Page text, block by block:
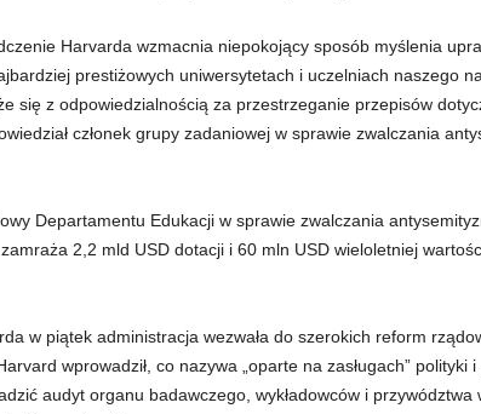
Harvarda wzmacnia niepokojący sposób myślenia
prestiżowych uniwersytetach i uczelniach naszego
się z odpowiedzialnością za przestrzeganie przepisów
członek grupy zadaniowej w sprawie zwalczania
Departamentu Edukacji w sprawie zwalczania
2,2 mld USD dotacji i 60 mln USD wieloletniej
w piątek administracja wezwała do szerokich reform
wprowadził, co nazywa „oparte na zasługach” polityki
audyt organu badawczego, wykładowców i przywództwa